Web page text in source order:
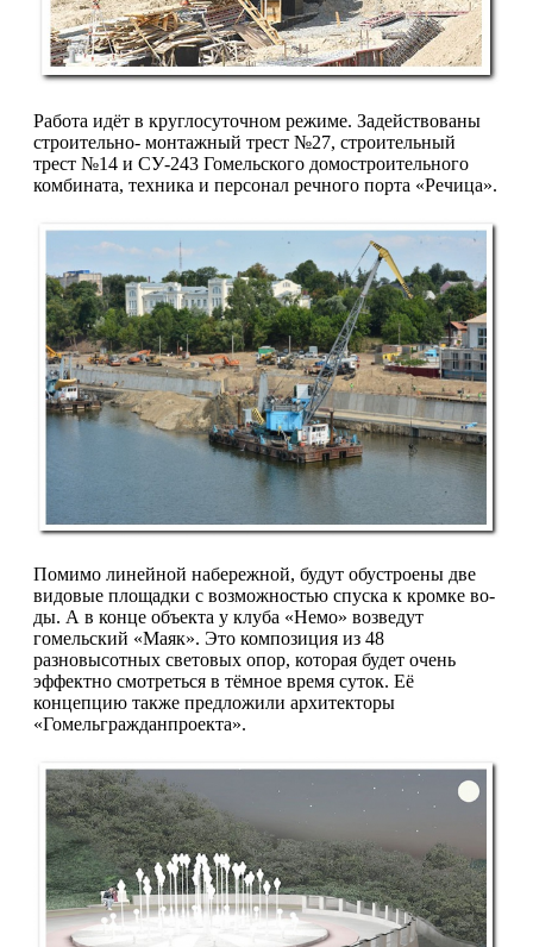
Работа идёт в круглосуточном ре­жиме. Задействованы
строительно- монтажный трест №27, строительный
трест №14 и СУ-243 Гомельского до­мостроительного
комбината, техника и персонал речного порта «Речица».
Помимо линейной набережной, бу­дут обустроены две
видовые площад­ки с возможностью спуска к кромке во­
ды. А в конце объекта у клуба «Немо» возведут
гомельский «Маяк». Это ком­позиция из 48
разновысотных свето­вых опор, которая будет очень
эффек­тно смотреться в тёмное время суток. Её
концепцию также предложили ар­хитекторы
«Гомельгражданпроекта».